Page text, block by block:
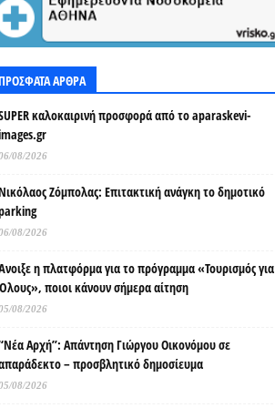
ΑΡΘΡΑ
καλοκαιρινή προσφορά από το aparaskevi-
08/2026
Ζόμπολας: Επιτακτική ανάγκη το δημοτικό
08/2026
η πλατφόρμα για το πρόγραμμα «Τουρισμός για
ποιοι κάνουν σήμερα αίτηση
08/2026
Αρχή”: Απάντηση Γιώργου Οικονόμου σε
– προσβλητικό δημοσίευμα
08/2026